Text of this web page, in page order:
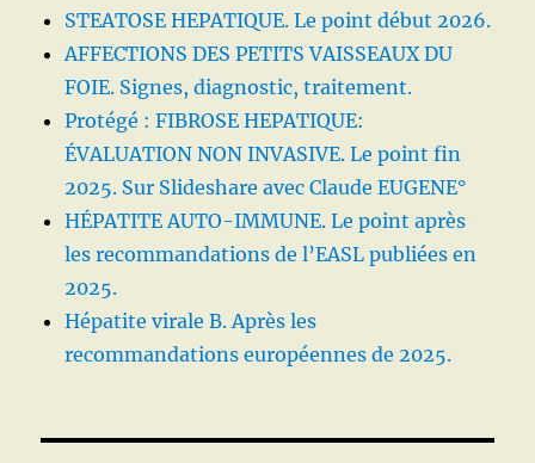
STEATOSE HEPATIQUE. Le point début 2026.
AFFECTIONS DES PETITS VAISSEAUX DU
FOIE. Signes, diagnostic, traitement.
Protégé : FIBROSE HEPATIQUE:
ÉVALUATION NON INVASIVE. Le point fin
2025. Sur Slideshare avec Claude EUGENE°
HÉPATITE AUTO-IMMUNE. Le point après
les recommandations de l’EASL publiées en
2025.
Hépatite virale B. Après les
recommandations européennes de 2025.